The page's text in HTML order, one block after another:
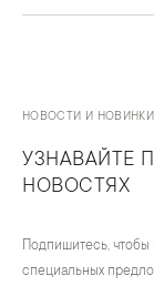
НОВОСТИ И НОВИНКИ
УЗНАВАЙТЕ
НОВОСТЯХ
Подпишитесь,
специальных